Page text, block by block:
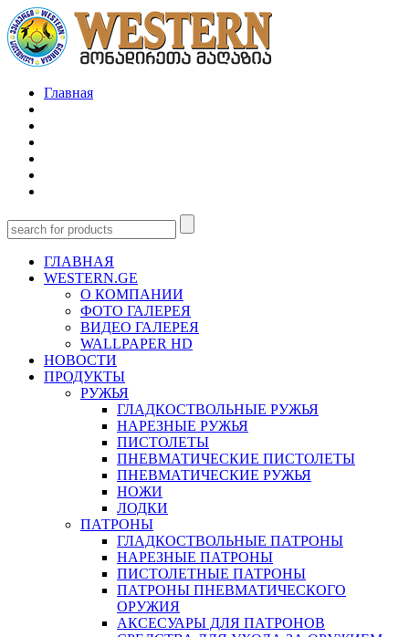
Главная
ГЛАВНАЯ
WESTERN.GE
О КОМПАНИИ
ФОТО ГАЛЕРЕЯ
ВИДЕО ГАЛЕРЕЯ
WALLPAPER HD
НОВОСТИ
ПРОДУКТЫ
РУЖЬЯ
ГЛАДКОСТВОЛЬНЫЕ РУЖЬЯ
НАРЕЗНЫЕ РУЖЬЯ
ПИСТОЛЕТЫ
ПНЕВМАТИЧЕСКИЕ ПИСТОЛЕТЫ
ПНЕВМАТИЧЕСКИЕ РУЖЬЯ
НОЖИ
ЛОДКИ
ПАТРОНЫ
ГЛАДКОСТВОЛЬНЫЕ ПАТРОНЫ
НАРЕЗНЫЕ ПАТРОНЫ
ПИСТОЛЕТНЫЕ ПАТРОНЫ
ПАТРОНЫ ПНЕВМАТИЧЕСКОГО
ОРУЖИЯ
АКСЕСУАРЫ ДЛЯ ПАТРОНОВ